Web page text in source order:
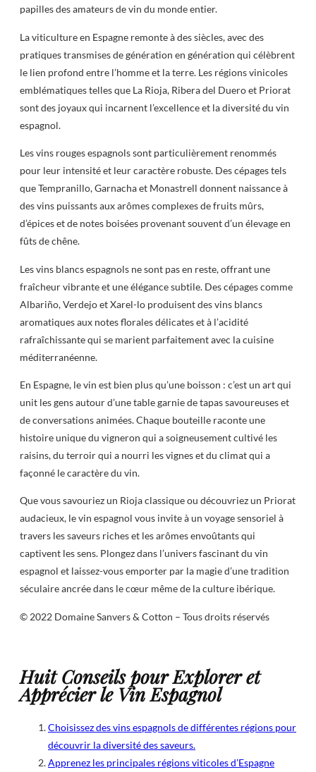
papilles des amateurs de vin du monde entier.
La viticulture en Espagne remonte à des siècles, avec des
pratiques transmises de génération en génération qui célèbrent
le lien profond entre l’homme et la terre. Les régions vinicoles
emblématiques telles que La Rioja, Ribera del Duero et Priorat
sont des joyaux qui incarnent l’excellence et la diversité du vin
espagnol.
Les vins rouges espagnols sont particulièrement renommés
pour leur intensité et leur caractère robuste. Des cépages tels
que Tempranillo, Garnacha et Monastrell donnent naissance à
des vins puissants aux arômes complexes de fruits mûrs,
d’épices et de notes boisées provenant souvent d’un élevage en
fûts de chêne.
Les vins blancs espagnols ne sont pas en reste, offrant une
fraîcheur vibrante et une élégance subtile. Des cépages comme
Albariño, Verdejo et Xarel-lo produisent des vins blancs
aromatiques aux notes florales délicates et à l’acidité
rafraîchissante qui se marient parfaitement avec la cuisine
méditerranéenne.
En Espagne, le vin est bien plus qu’une boisson : c’est un art qui
unit les gens autour d’une table garnie de tapas savoureuses et
de conversations animées. Chaque bouteille raconte une
histoire unique du vigneron qui a soigneusement cultivé les
raisins, du terroir qui a nourri les vignes et du climat qui a
façonné le caractère du vin.
Que vous savouriez un Rioja classique ou découvriez un Priorat
audacieux, le vin espagnol vous invite à un voyage sensoriel à
travers les saveurs riches et les arômes envoûtants qui
captivent les sens. Plongez dans l’univers fascinant du vin
espagnol et laissez-vous emporter par la magie d’une tradition
séculaire ancrée dans le cœur même de la culture ibérique.
© 2022 Domaine Sanvers & Cotton – Tous droits réservés
Huit Conseils pour Explorer et
Apprécier le Vin Espagnol
Choisissez des vins espagnols de différentes régions pour
découvrir la diversité des saveurs.
Apprenez les principales régions viticoles d’Espagne